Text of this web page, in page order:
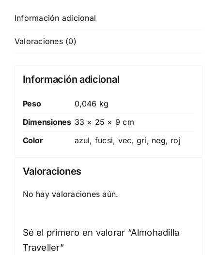
Información adicional
Valoraciones (0)
Información adicional
Peso
0,046 kg
Dimensiones 33 × 25 × 9 cm
Color
azul, fucsi, vec, gri, neg, roj
Valoraciones
No hay valoraciones aún.
Sé el primero en valorar “Almohadilla
Traveller”